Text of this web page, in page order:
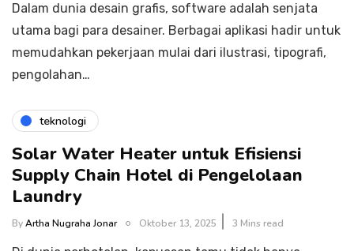
Dalam dunia desain grafis, software adalah senjata
utama bagi para desainer. Berbagai aplikasi hadir untuk
memudahkan pekerjaan mulai dari ilustrasi, tipografi,
pengolahan…
teknologi
Solar Water Heater untuk Efisiensi
Supply Chain Hotel di Pengelolaan
Laundry
ByArtha Nugraha Jonar Oktober 13, 2025 3 Mins read